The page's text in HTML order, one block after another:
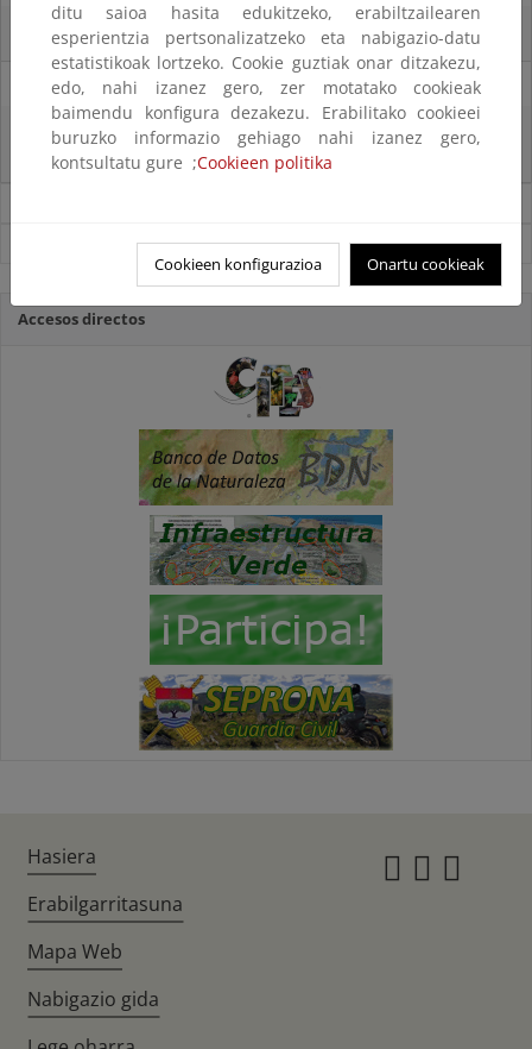
El censo de aves del Parque Nacional de las Tablas bate récords históricos
27/06/2025
La reunión ministerial de OSPAR refuerza la acción conjunta para proteger
el Atlántico Nordeste
Ver todas las noticias
Accesos directos
ditu saioa hasita edukitzeko, erabiltzailearen
esperientzia pertsonalizatzeko eta nabigazio-datu
estatistikoak lortzeko. Cookie guztiak onar ditzakezu,
edo, nahi izanez gero, zer motatako cookieak
baimendu konfigura dezakezu. Erabilitako cookieei
buruzko informazio gehiago nahi izanez gero,
kontsultatu gure ;Cookieen politika
Cookieen konfigurazioa Onartu cookieak
Hasiera
Erabilgarritasuna
Mapa Web
Nabigazio gida